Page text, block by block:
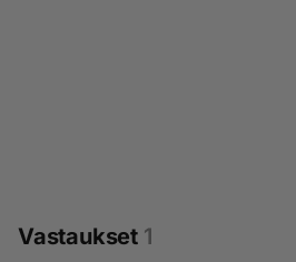
Vastaukset 1